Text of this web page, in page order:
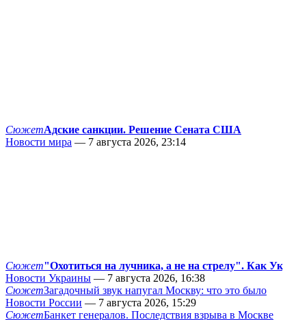
СюжетАдские санкции. Решение Сената США
Новости мира — 7 августа 2026, 23:14
Сюжет"Охотиться на лучника, а не на стрелу". Как
Новости Украины — 7 августа 2026, 16:38
СюжетЗагадочный звук напугал Москву: что это было
Новости России — 7 августа 2026, 15:29
СюжетБанкет генералов. Последствия взрыва в Москве